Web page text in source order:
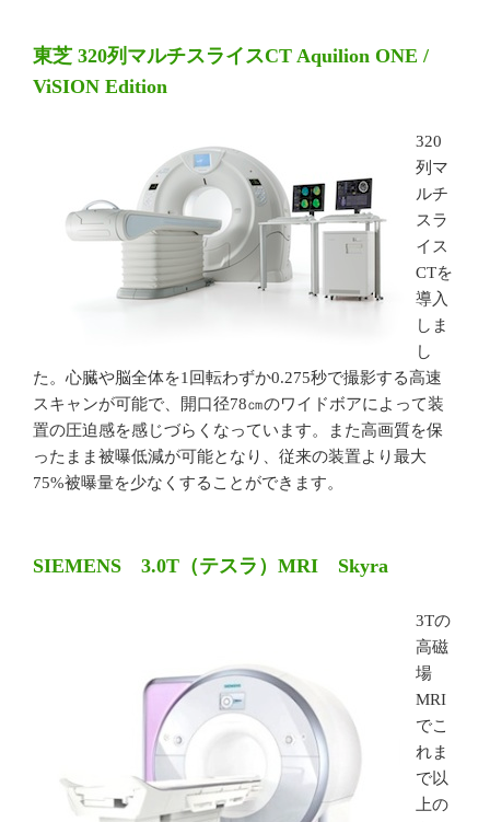
東芝 320列マルチスライスCT Aquilion ONE /
ViSION Edition
320
列マ
ルチ
スラ
イス
CTを
導入
しま
し
た。心臓や脳全体を1回転わずか0.275秒で撮影する高速
スキャンが可能で、開口径78㎝のワイドボアによって装
置の圧迫感を感じづらくなっています。また高画質を保
ったまま被曝低減が可能となり、従来の装置より最大
75%被曝量を少なくすることができます。
SIEMENS 3.0T（テスラ）MRI Skyra
3Tの
高磁
場
MRI
でこ
れま
で以
上の